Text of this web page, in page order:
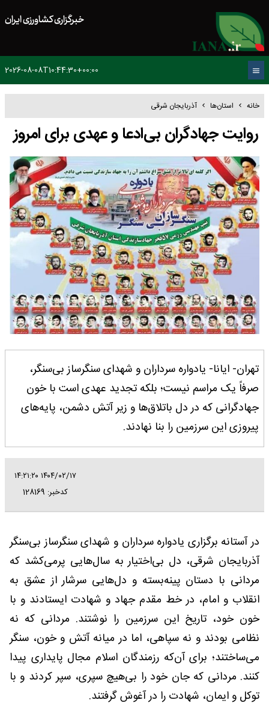
خبرگزاری کشاورزی ایران
2026-08-08T10:44:30+00:00
خانه استان‌ها آذربایجان شرقی
روایت جهادگران بی‌ادعا و عهدی برای امروز
تهران- ایانا- یادواره‌ سرداران و شهدای سنگرساز بی‌سنگر،
صرفاً یک مراسم نیست؛ بلکه تجدید عهدی است با خون
جهادگرانی که در دل باتلاق‌ها و زیر آتش دشمن، پایه‌های
پیروزی این سرزمین را بنا نهادند.
۱۴۰۴/۰۲/۱۷ ۱۴:۲۱:۲۰
کدخبر: 128169
در آستانه برگزاری یادواره سرداران و شهدای سنگرساز بی‌سنگر
آذربایجان شرقی، دل بی‌اختیار به سال‌هایی پرمی‌کشد که
مردانی با دستان پینه‌بسته و دل‌هایی سرشار از عشق به
انقلاب و امام، در خط مقدم جهاد و شهادت ایستادند و با
خون خود، تاریخ این سرزمین را نوشتند. مردانی که نه
نظامی بودند و نه سپاهی، اما در میانه آتش و خون، سنگر
می‌ساختند؛ برای آن‌که رزمندگان اسلام مجال پایداری پیدا
کنند. مردانی که جان خود را بی‌هیچ سپری، سپر کردند و با
توکل و ایمان، شهادت را در آغوش گرفتند.